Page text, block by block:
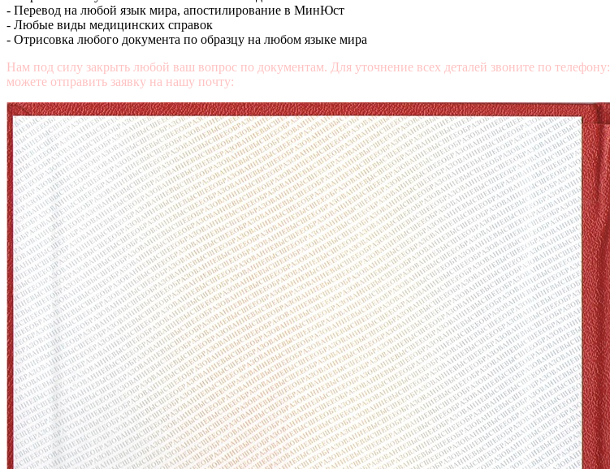
- Перевод на любой язык мира, апостилирование в МинЮст
- Любые виды медицинских справок
- Отрисовка любого документа по образцу на любом языке мира
Нам под силу закрыть любой ваш вопрос по документам. Для уточнение всех деталей звоните по телефону:
можете отправить заявку на нашу почту: